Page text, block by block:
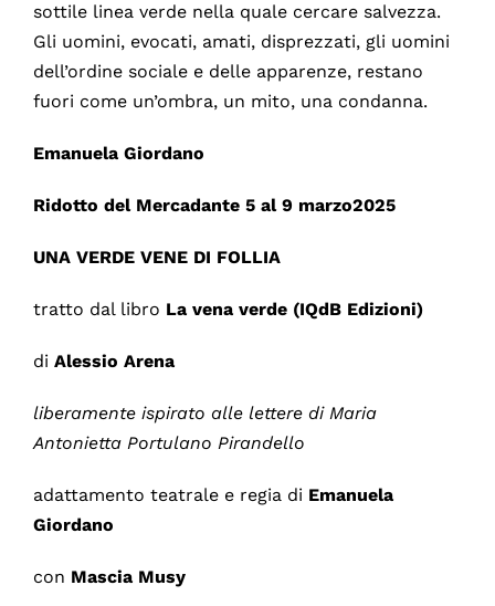
sottile linea verde nella quale cercare salvezza.
Gli uomini, evocati, amati, disprezzati, gli uomini
dell’ordine sociale e delle apparenze, restano
fuori come un’ombra, un mito, una condanna.
Emanuela Giordano
Ridotto del Mercadante 5 al 9 marzo2025
UNA VERDE VENE DI FOLLIA
tratto dal libro La vena verde (IQdB Edizioni)
di Alessio Arena
liberamente ispirato alle lettere di Maria
Antonietta Portulano Pirandello
adattamento teatrale e regia di Emanuela
Giordano
con Mascia Musy